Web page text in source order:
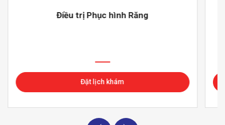
Điều trị Phục hình Răng
Đặt lịch khám